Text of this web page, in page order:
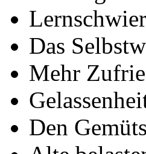
Das
Mehr
Den